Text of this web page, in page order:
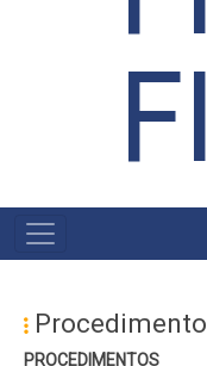
#MENU
PROCEDIMENTOS